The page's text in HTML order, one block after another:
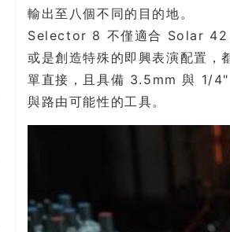
輸出至八個不同的目的地。
Selector 8 不僅適合 Solar 42
或是創造特殊的即興表演配置，
單直接，且具備 3.5mm 與 1/
與路由可能性的工具。